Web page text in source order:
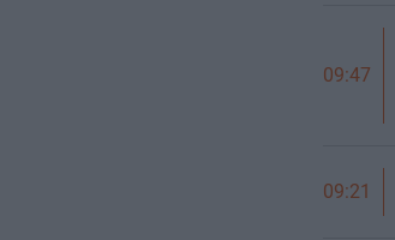
09:47
09:21